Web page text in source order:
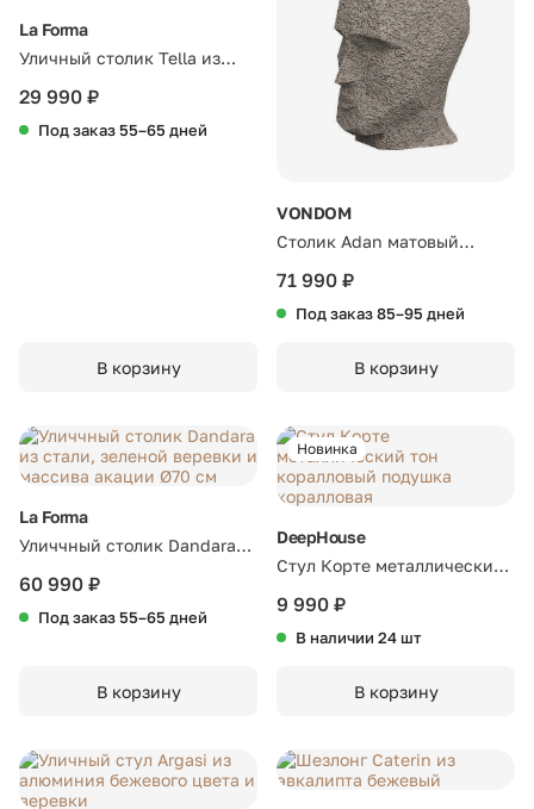
La Forma
Уличный столик Tella из
бежевой стали с бежевой
29 990 ₽
Под заказ 55–65 дней
В корзину
VONDOM
Столик Adan матовый
кремовый гранит
71 990 ₽
Под заказ 85–95 дней
В корзину
La Forma
Уличчный столик Dandara
из стали, зеленой веревки и
60 990 ₽
Под заказ 55–65 дней
В корзину
Новинка
DeepHouse
Стул Корте металлический
тон коралловый подушка
9 990 ₽
В наличии 24 шт
В корзину